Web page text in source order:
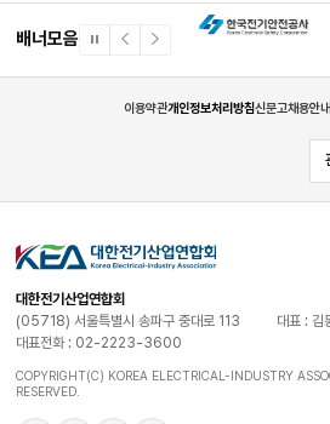
배너모음
일
이
너
다
너
이용약관개인정보처리방침신문고채용안
대한전기산업연합회
(05718) 서울특별시 송파구 중대로 113
대표 : 김
대표전화 : 02-2223-3600
COPYRIGHT(C) KOREA ELECTRICAL-INDUSTRY
RESERVED.